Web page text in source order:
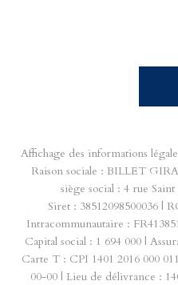
Affichage des informations
Raison sociale : BILLET
siège social : 4 rue
Siret : 38512098500036 |
Intracommunautaire :
Capital social : 1 694 000 |
Carte T : CPI 1401 2016 000
00-00 | Lieu de délivrance :